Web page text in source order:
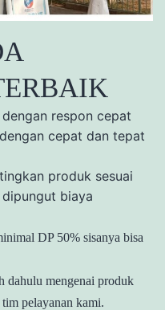
respon cepat
cepat dan tepat
produk sesuai
biaya
DP 50% sisanya bisa
dahulu mengenai produk
pelayanan kami.